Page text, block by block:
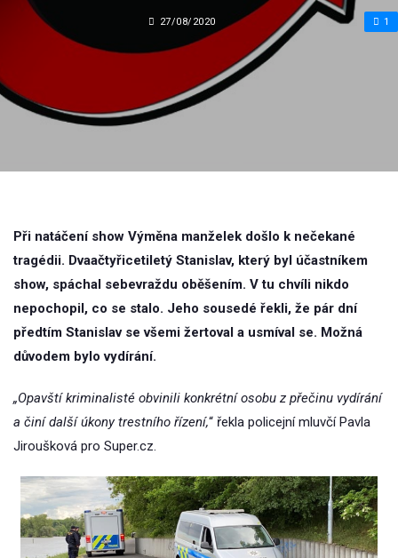
27/08/2020 1
Při natáčení show Výměna manželek došlo k nečekané
tragédii. Dvaačtyřicetiletý Stanislav, který byl účastníkem
show, spáchal sebevraždu oběšením. V tu chvíli nikdo
nepochopil, co se stalo. Jeho sousedé řekli, že pár dní
předtím Stanislav se všemi žertoval a usmíval se. Možná
důvodem bylo vydírání.
„Opavští kriminalisté obvinili konkrétní osobu z přečinu vydírání
a činí další úkony trestního řízení,“ řekla policejní mluvčí Pavla
Jiroušková pro Super.cz.